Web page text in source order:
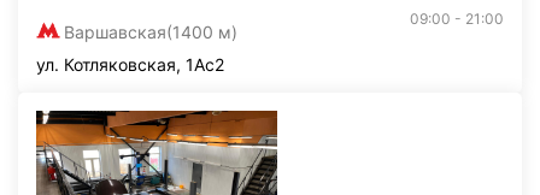
Варшавская(1400 м)
09:00 - 21:00
ул. Котляковская, 1Ас2